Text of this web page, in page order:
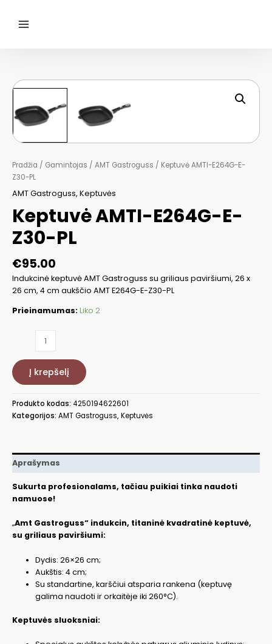
turinio
Pradžia / Gamintojas / AMT Gastroguss / Keptuvė AMTI-E264G-E-
Z30-PL
AMT Gastroguss, Keptuvės
Keptuvė AMTI-E264G-E-
Z30-PL
€95.00
Indukcinė keptuvė AMT Gastroguss su griliaus paviršiumi, 26 x
26 cm, 4 cm aukščio AMT E264G-E-Z30-PL
Prieinamumas:Liko 2
Keptuvė
AMTI-
E264G-
Z30-
PL
Į krepšelį
Produkto kodas: 4250194622601
Kategorijos: AMT Gastroguss,Keptuvės
Aprašymas
Sukurta profesionalams, tačiau puikiai tinka naudoti
namuose!
„Amt Gastroguss“ indukcin, titaninė kvadratinė keptuvė,
su griliaus paviršiumi:
Dydis: 26×26 cm;
Aukštis: 4 cm;
Su standartine, karščiui atsparia rankena (keptuvę
galima naudoti ir orkaitėje iki 260°C).
Keptuvės sluoksniai: